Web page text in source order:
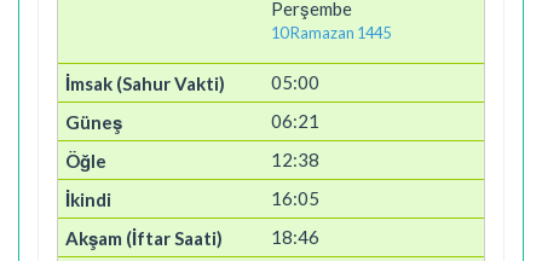
Perşembe
10 Ramazan 1445
05:00
06:21
12:38
16:05
18:46